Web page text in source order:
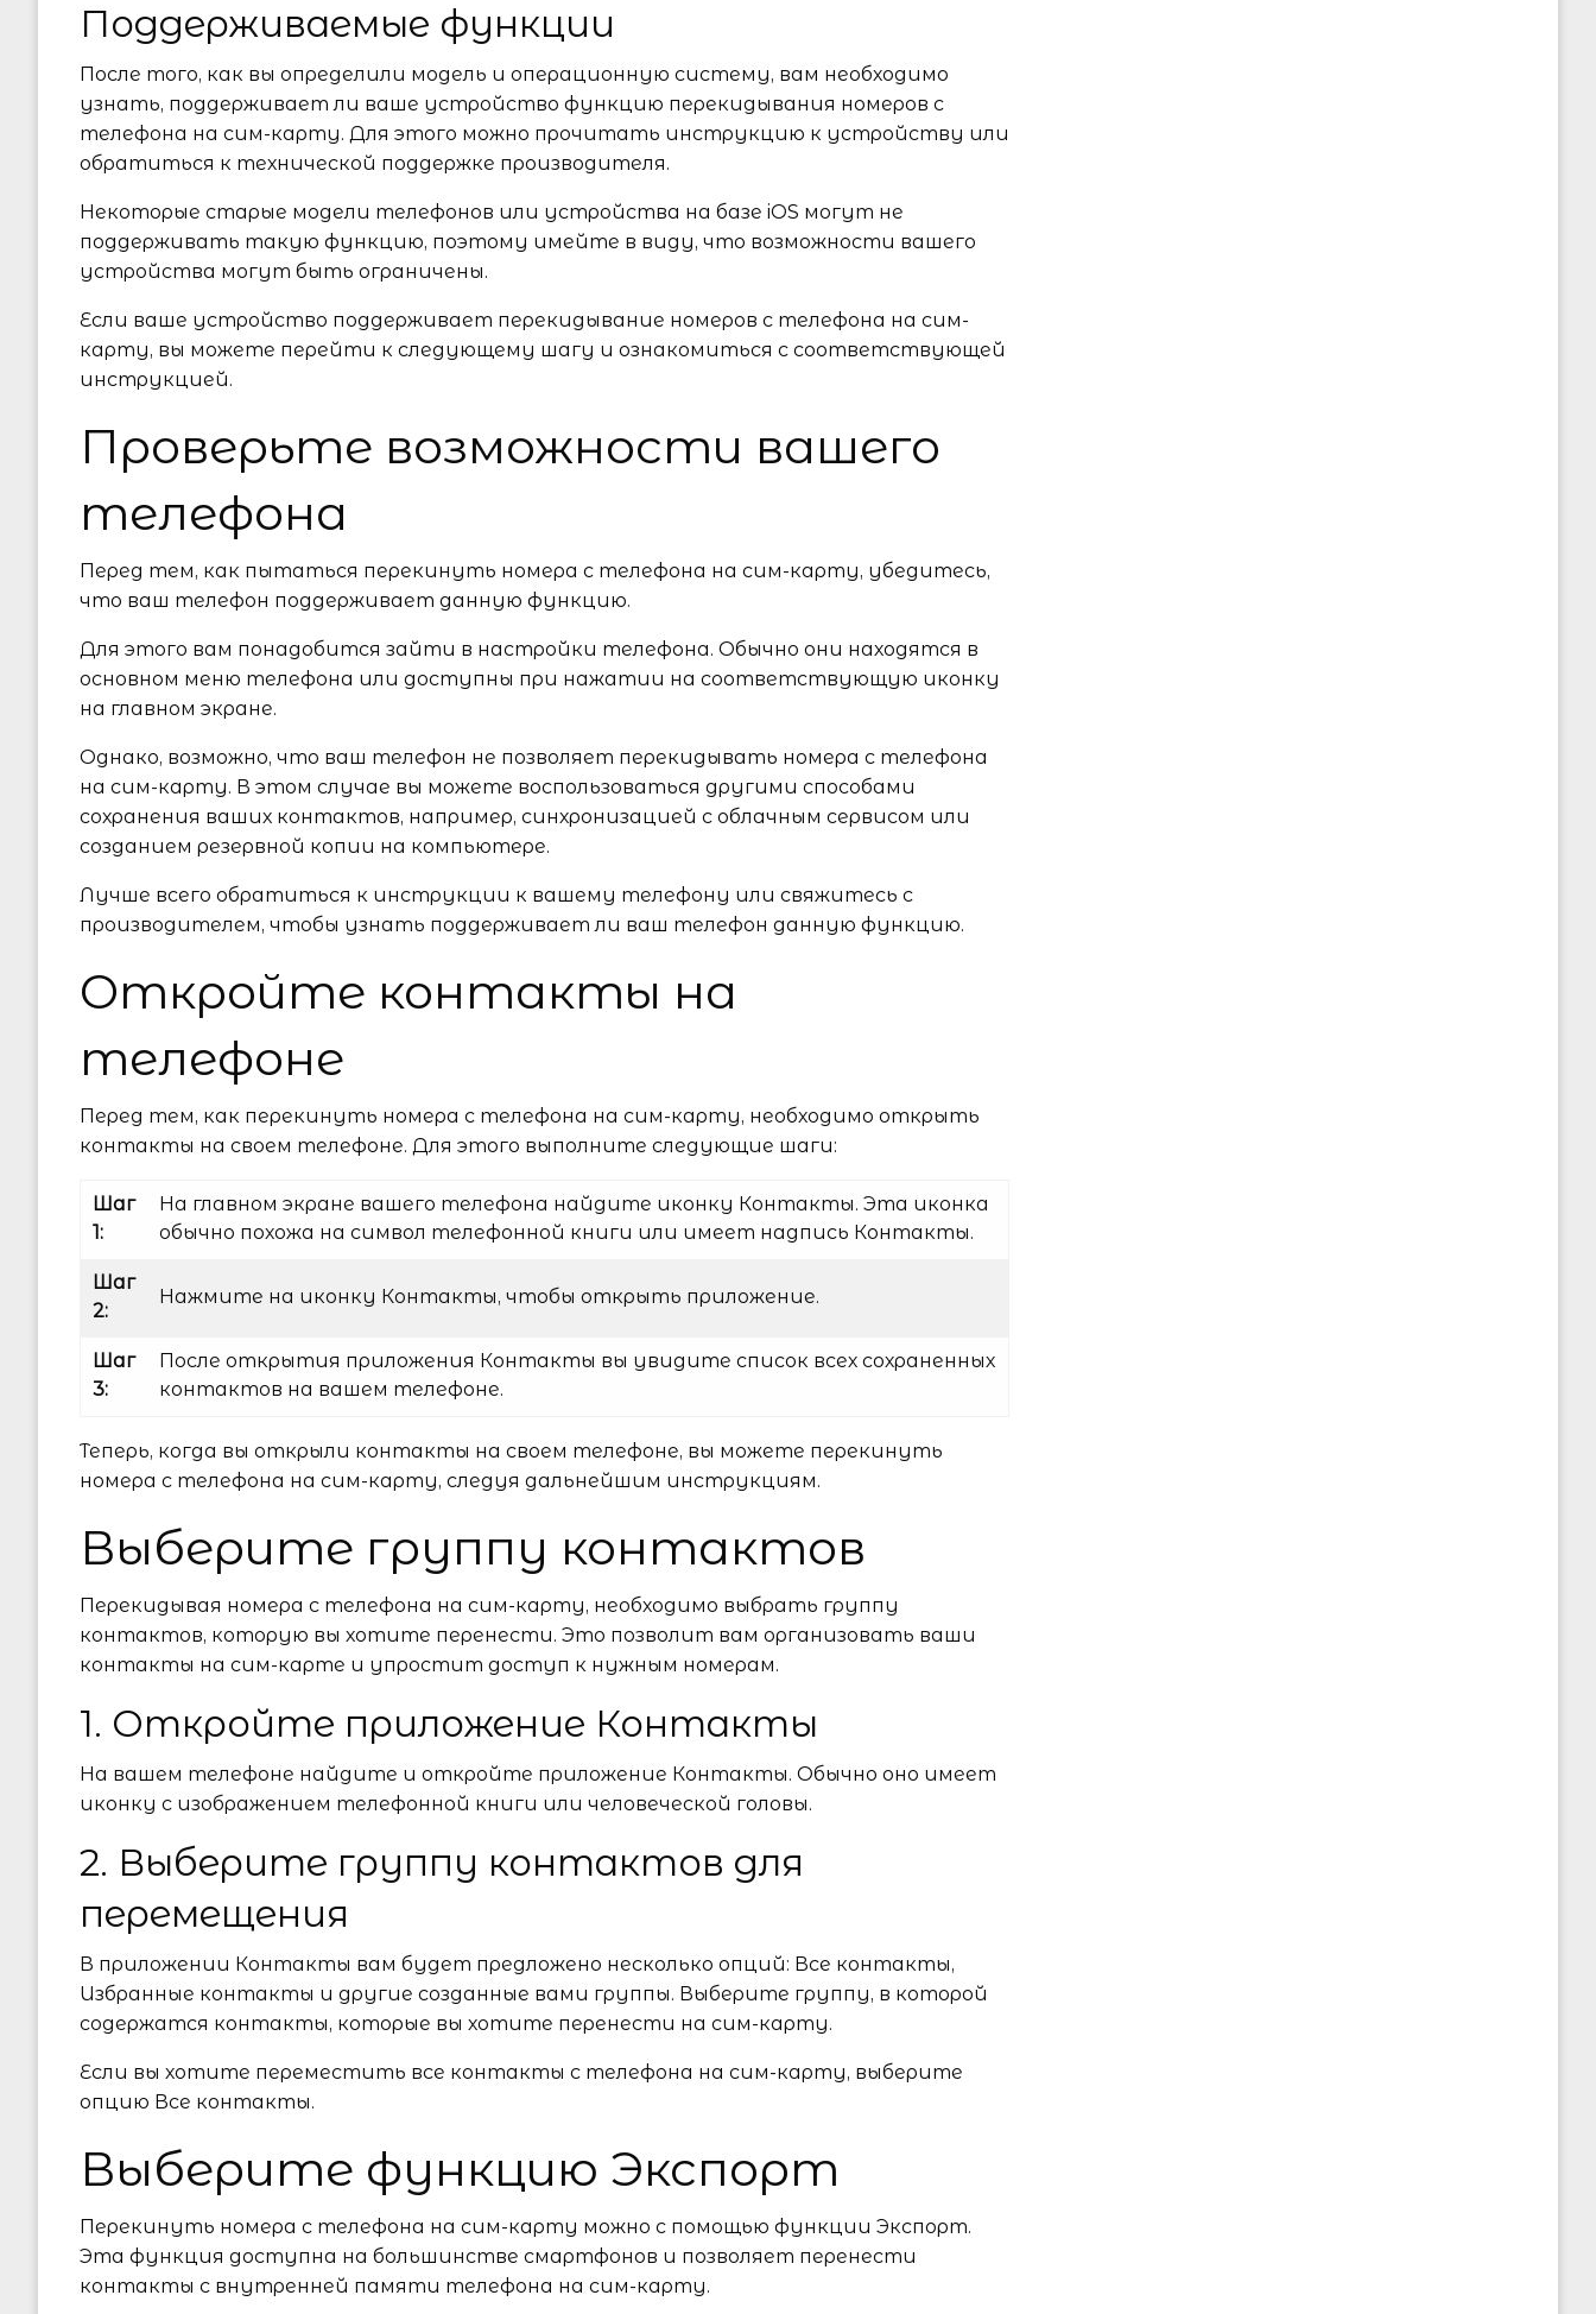
Поддерживаемые функции
После того, как вы определили модель и операционную систему, вам необходимо
узнать, поддерживает ли ваше устройство функцию перекидывания номеров с
телефона на сим-карту. Для этого можно прочитать инструкцию к устройству или
обратиться к технической поддержке производителя.
Некоторые старые модели телефонов или устройства на базе iOS могут не
поддерживать такую функцию, поэтому имейте в виду, что возможности вашего
устройства могут быть ограничены.
Если ваше устройство поддерживает перекидывание номеров с телефона на сим-
карту, вы можете перейти к следующему шагу и ознакомиться с соответствующей
инструкцией.
Проверьте возможности вашего
телефона
Перед тем, как пытаться перекинуть номера с телефона на сим-карту, убедитесь,
что ваш телефон поддерживает данную функцию.
Для этого вам понадобится зайти в настройки телефона. Обычно они находятся в
основном меню телефона или доступны при нажатии на соответствующую иконку
на главном экране.
Однако, возможно, что ваш телефон не позволяет перекидывать номера с телефона
на сим-карту. В этом случае вы можете воспользоваться другими способами
сохранения ваших контактов, например, синхронизацией с облачным сервисом или
созданием резервной копии на компьютере.
Лучше всего обратиться к инструкции к вашему телефону или свяжитесь с
производителем, чтобы узнать поддерживает ли ваш телефон данную функцию.
Откройте контакты на
телефоне
Перед тем, как перекинуть номера с телефона на сим-карту, необходимо открыть
контакты на своем телефоне. Для этого выполните следующие шаги:
Шаг
1:
На главном экране вашего телефона найдите иконку Контакты. Эта иконка
обычно похожа на символ телефонной книги или имеет надпись Контакты.
Шаг
2:
Нажмите на иконку Контакты, чтобы открыть приложение.
Шаг
3:
После открытия приложения Контакты вы увидите список всех сохраненных
контактов на вашем телефоне.
Теперь, когда вы открыли контакты на своем телефоне, вы можете перекинуть
номера с телефона на сим-карту, следуя дальнейшим инструкциям.
Выберите группу контактов
Перекидывая номера с телефона на сим-карту, необходимо выбрать группу
контактов, которую вы хотите перенести. Это позволит вам организовать ваши
контакты на сим-карте и упростит доступ к нужным номерам.
1. Откройте приложение Контакты
На вашем телефоне найдите и откройте приложение Контакты. Обычно оно имеет
иконку с изображением телефонной книги или человеческой головы.
2. Выберите группу контактов для
перемещения
В приложении Контакты вам будет предложено несколько опций: Все контакты,
Избранные контакты и другие созданные вами группы. Выберите группу, в которой
содержатся контакты, которые вы хотите перенести на сим-карту.
Если вы хотите переместить все контакты с телефона на сим-карту, выберите
опцию Все контакты.
Выберите функцию Экспорт
Перекинуть номера с телефона на сим-карту можно с помощью функции Экспорт.
Эта функция доступна на большинстве смартфонов и позволяет перенести
контакты с внутренней памяти телефона на сим-карту.